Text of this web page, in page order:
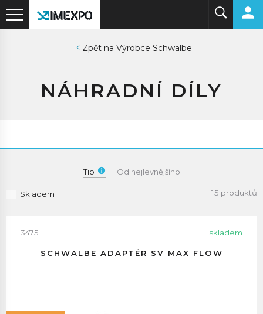
Výrobce Schwalbe
NÁHRADNÍ DÍLY
Tip Od nejlevnějšího
Skladem 15 produktů
3475 skladem
SCHWALBE ADAPTÉR SV MAX FLOW